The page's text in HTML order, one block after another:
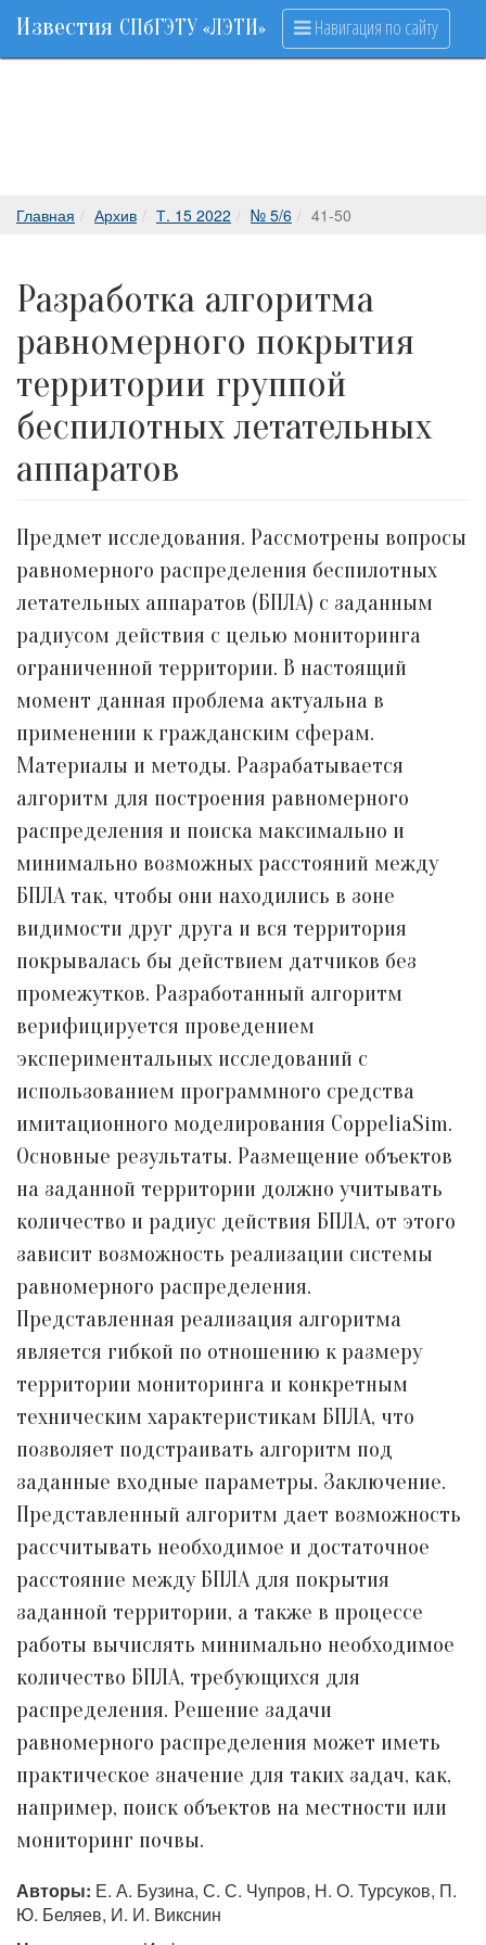
Известия СПбГЭТУ «ЛЭТИ» Навигация по сайту
Главная Архив Т. 15 2022 № 5/6 41-50
Разработка алгоритма
равномерного покрытия
территории группой
беспилотных летательных
аппаратов
Предмет исследования. Рассмотрены вопросы
равномерного распределения беспилотных
летательных аппаратов (БПЛА) с заданным
радиусом действия с целью мониторинга
ограниченной территории. В настоящий
момент данная проблема актуальна в
применении к гражданским сферам.
Материалы и методы. Разрабатывается
алгоритм для построения равномерного
распределения и поиска максимально и
минимально возможных расстояний между
БПЛА так, чтобы они находились в зоне
видимости друг друга и вся территория
покрывалась бы действием датчиков без
промежутков. Разработанный алгоритм
верифицируется проведением
экспериментальных исследований с
использованием программного средства
имитационного моделирования CoppeliaSim.
Основные результаты. Размещение объектов
на заданной территории должно учитывать
количество и радиус действия БПЛА, от этого
зависит возможность реализации системы
равномерного распределения.
Представленная реализация алгоритма
является гибкой по отношению к размеру
территории мониторинга и конкретным
техническим характеристикам БПЛА, что
позволяет подстраивать алгоритм под
заданные входные параметры. Заключение.
Представленный алгоритм дает возможность
рассчитывать необходимое и достаточное
расстояние между БПЛА для покрытия
заданной территории, а также в процессе
работы вычислять минимально необходимое
количество БПЛА, требующихся для
распределения. Решение задачи
равномерного распределения может иметь
практическое значение для таких задач, как,
например, поиск объектов на местности или
мониторинг почвы.
Авторы: Е. А. Бузина, С. С. Чупров, Н. О. Турсуков, П.
Ю. Беляев, И. И. Викснин